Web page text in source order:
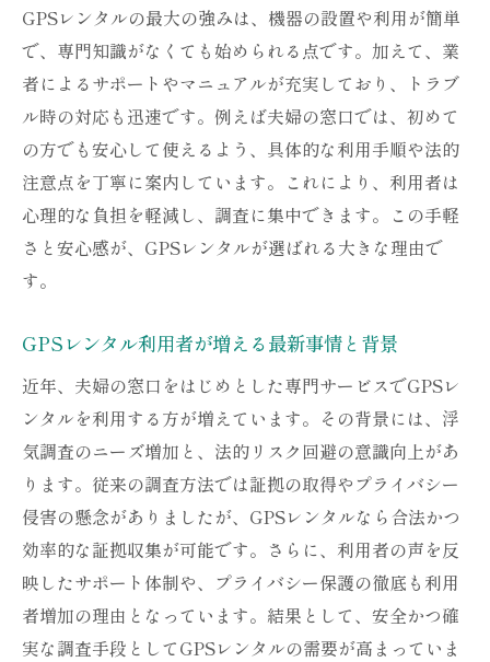
安心して使えるGPSレンタルのポイントま
とめ
違法リスクを避けるGPSレンタルの正しい使い
方
GPSレンタルで浮気調査する際の法的注意
点
違法リスク回避のためのGPSレンタル使用
ナー
浮気調査で違法にならないGPSレンタルの
使い方
夫婦の窓口が解説する安全なGPSレンタル
方法
安心して使うためのGPSレンタル法的ポイ
ント
証拠として有効なGPSレンタルの活用ポイント
GPSレンタルで浮気の証拠を押さえる活用
GPSレンタルの最大の強みは、機器の設置や利用が簡単
で、専門知識がなくても始められる点です。加えて、業
者によるサポートやマニュアルが充実しており、トラブ
ル時の対応も迅速です。例えば夫婦の窓口では、初めて
の方でも安心して使えるよう、具体的な利用手順や法的
注意点を丁寧に案内しています。これにより、利用者は
心理的な負担を軽減し、調査に集中できます。この手軽
さと安心感が、GPSレンタルが選ばれる大きな理由で
す。
GPSレンタル利用者が増える最新事情と背景
近年、夫婦の窓口をはじめとした専門サービスでGPSレ
ンタルを利用する方が増えています。その背景には、浮
気調査のニーズ増加と、法的リスク回避の意識向上があ
ります。従来の調査方法では証拠の取得やプライバシー
侵害の懸念がありましたが、GPSレンタルなら合法かつ
効率的な証拠収集が可能です。さらに、利用者の声を反
映したサポート体制や、プライバシー保護の徹底も利用
者増加の理由となっています。結果として、安全かつ確
実な調査手段としてGPSレンタルの需要が高まっていま